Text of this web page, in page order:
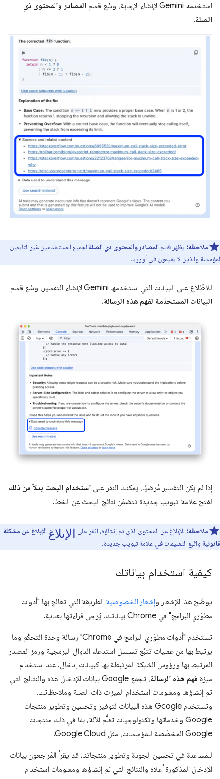
استخدمه Gemini لإنشاء الإجابة، وسِّع قسم
المصادر والمحتوى ذي
الصلة.
ملاحظة: يظهر قسم المصادر والمحتوى ذي الصلة لجميع المستخدمين غير التابعين
لمؤسسة والذين لا يقيمون في أوروبا.
للاطّلاع على البيانات التي استخدمها Gemini لإنشاء التفسير، وسِّع قسم
البيانات المستخدَمة لفهم هذه الرسالة.
إذا لم يكن التفسير مُرضيًا، يمكنك النقر على استخدام البحث بدلاً من ذلك
لفتح علامة تبويب جديدة تتضمّن نتائج البحث عن الخطأ.
ملاحظة: للإبلاغ عن المحتوى الذي تم إنشاؤه، انقر على الإبلاغ الإبلاغ عن مشكلة
قانونية واتّبِع التعليمات في علامة تبويب جديدة.
كيفية استخدام بياناتك
يوضّح هذا الإشعار وإشعار الخصوصية الطريقة التي تعالج بها "أدوات
مطوّري البرامج" في Chrome بياناتك. يُرجى قراءتها بعناية.
تستخدِم "أدوات مطوّري البرامج في Chrome" رسالة وحدة التحكّم وما
يرتبط بها من عمليات تتبُّع تسلسل استدعاء الدوال البرمجية ورمز المصدر
المرتبط بها ورؤوس الشبكة المرتبطة بها كبيانات إدخال. عند استخدام
ميزة فهم هذه الرسالة
، تجمع Google بيانات الإدخال هذه والنتائج التي
تم إنشاؤها ومعلومات استخدام الميزات ذات الصلة وملاحظاتك.
وتستخدم Google هذه البيانات لتوفير وتحسين وتطوير منتجات
Google وخدماتها وتكنولوجيات تعلُّم الآلة، بما في ذلك منتجات
Google المخصّصة للمؤسسات، مثل Google Cloud.
للمساعدة في تحسين الجودة وتطوير منتجاتنا، قد يقرأ المُراجعون بيانات
الإدخال المذكورة أعلاه والنتائج التي تم إنشاؤها ومعلومات استخدام